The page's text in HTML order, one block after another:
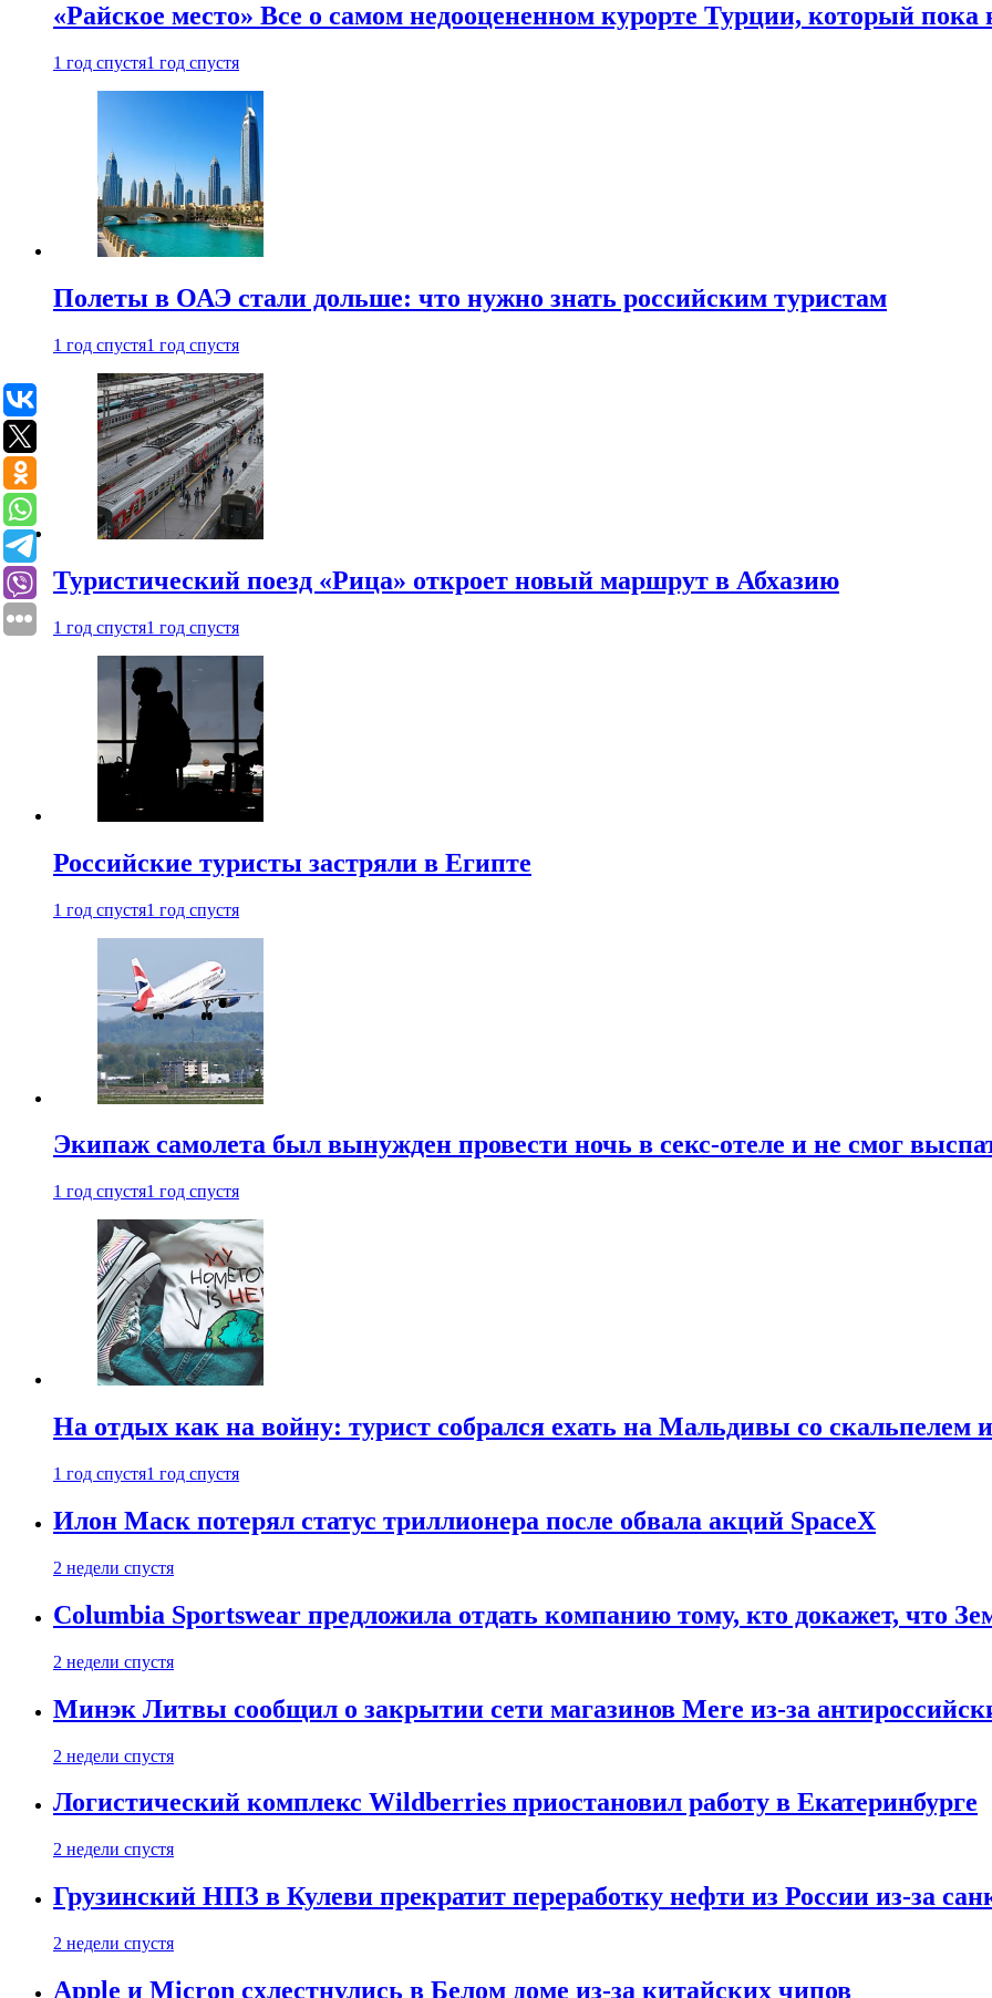
«Райское место» Все о самом недооцененном курорте Турции, который пока
1 год спустя1 год спустя
Полеты в ОАЭ стали дольше: что нужно знать российским туристам
1 год спустя1 год спустя
Туристический поезд «Рица» откроет новый маршрут в Абхазию
1 год спустя1 год спустя
Российские туристы застряли в Египте
1 год спустя1 год спустя
Экипаж самолета был вынужден провести ночь в секс-отеле и не смог
1 год спустя1 год спустя
На отдых как на войну: турист собрался ехать на Мальдивы со скальпелем
1 год спустя1 год спустя
Илон Маск потерял статус триллионера после обвала акций SpaceX
2 недели спустя
Columbia Sportswear предложила отдать компанию тому, кто докажет, что
2 недели спустя
Минэк Литвы сообщил о закрытии сети магазинов Mere из-за
2 недели спустя
Логистический комплекс Wildberries приостановил работу в Екатеринбурге
2 недели спустя
Грузинский НПЗ в Кулеви прекратит переработку нефти из России из-за
2 недели спустя
Apple и Micron схлестнулись в Белом доме из-за китайских чипов